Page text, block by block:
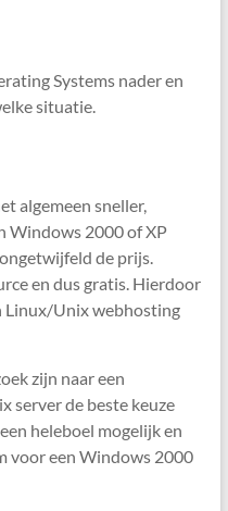
Systems nader en
situatie.
algemeen sneller,
Windows 2000 of XP
de prijs.
en dus gratis. Hierdoor
Linux/Unix webhosting
zijn naar een
server de beste keuze
heleboel mogelijk en
voor een Windows 2000